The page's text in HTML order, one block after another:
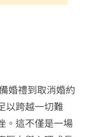
婚禮到取消婚約
以跨越一切難
。這不僅是一場